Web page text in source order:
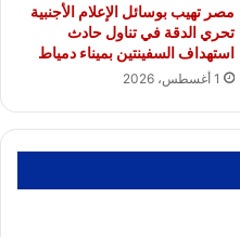
مصر تهيب بوسائل الإعلام الأجنبية
تحري الدقة في تناول حادث
استهداف السفينتين بميناء دمياط
1 أغسطس، 2026